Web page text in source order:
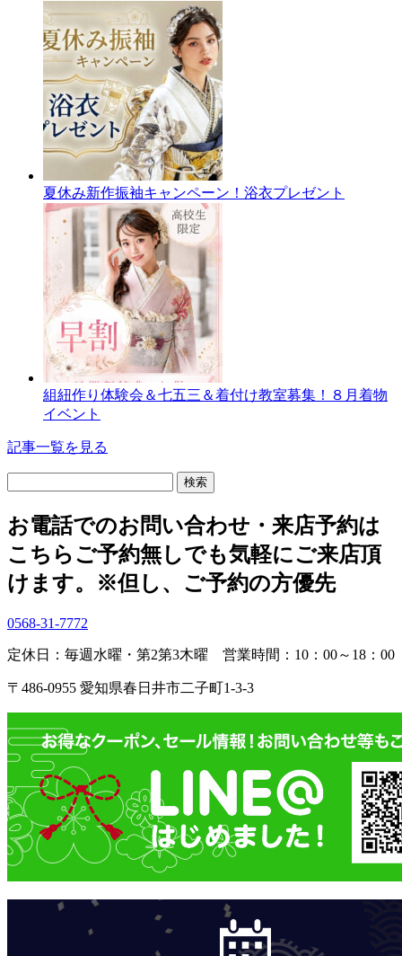
夏休み新作振袖キャンペーン！浴衣プレゼント
組紐作り体験会＆七五三＆着付け教室募集！８月着物
イベント
記事一覧を見る
お電話でのお問い合わせ・ 来店予約は
こちらご予約無しでも気軽にご来店頂
けます。
※但し、ご予約の方優先
0568-31-7772
定休日：毎週水曜・第2第3木曜 営業時間：10：00～18：00
〒486-0955 愛知県春日井市二子町1-3-3